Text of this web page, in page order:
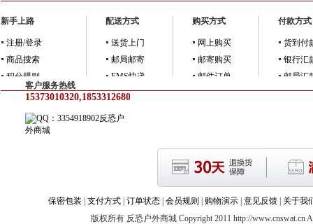
新手上路
注册/登录
商品搜索
积分规则
配送方式
送货上门
邮局邮寄
EMS快递
购买方式
网上购买
邮寄购买
邮件订单
付款方式
货到付
银行汇
邮局汇
客户服务热线
15373010320,18533126805
反恐户
外商城
保密包装 支付方式 订单状态 会员规则 购物演示 意见反馈
关于我
版权所有 反恐户外商城 Copyright 2011 http://www.cnswat.cn